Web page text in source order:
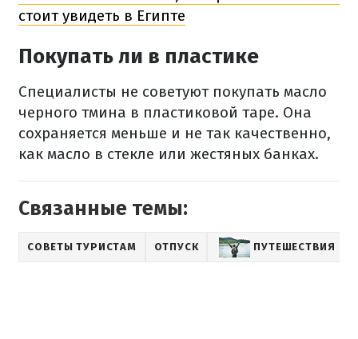
стоит увидеть в Египте
Покупать ли в пластике
Специалисты не советуют покупать масло
черного тмина в пластиковой таре. Она
сохраняется меньше и не так качественно,
как масло в стекле или жестяных банках.
Связанные темы:
СОВЕТЫ ТУРИСТАМ ОТПУСК ПУТЕШЕСТВИЯ